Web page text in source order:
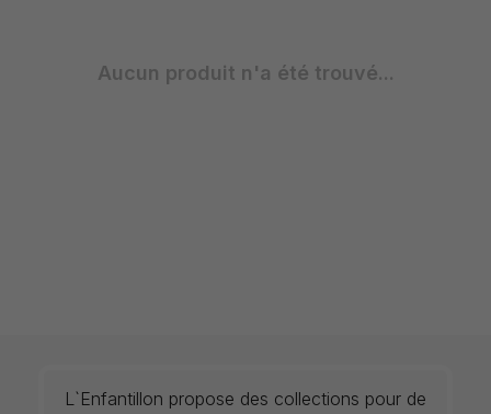
Aucun produit n'a été trouvé...
L`Enfantillon propose des collections pour de